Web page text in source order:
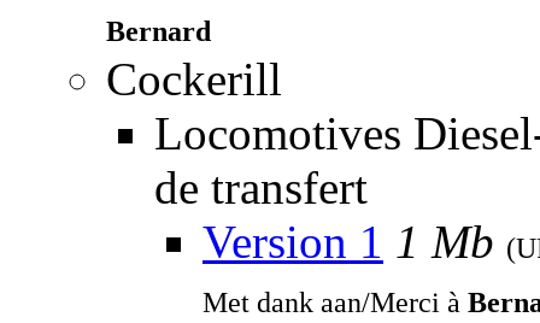
Bernard
Cockerill
Locomotives
de transfert
Version 1 1 Mb
Met dank aan/Merci à